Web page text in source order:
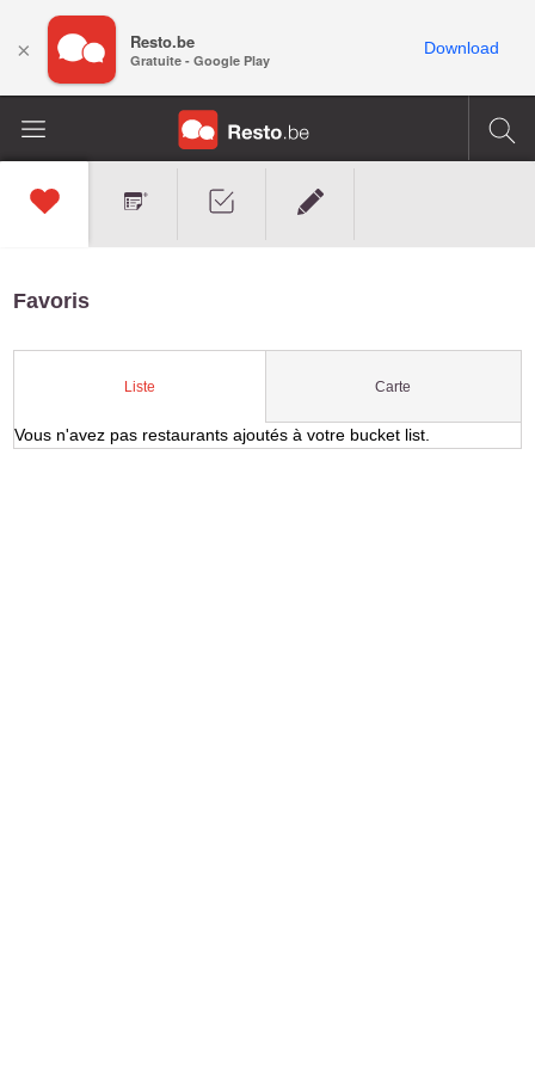
Favoris
Liste Carte
Vous n'avez pas restaurants ajoutés à votre bucket list.
× Resto.be
Gratuite - Google Play
Download